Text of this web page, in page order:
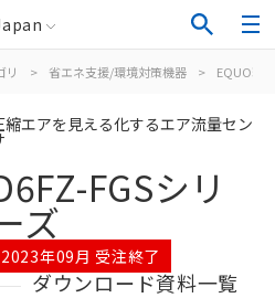
リ > 省エネ支援/環境対策機器 > EQUO環
縮エアを見える化するエア流量セン
FGSシリ
ズ
2023年09月 受注終了
ダウンロード資料一覧